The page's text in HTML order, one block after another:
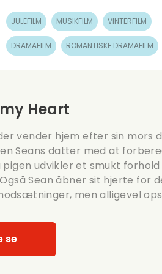
JULEFILM MUSIKFILM VINTERFILM
DRAMAFILM ROMANTISKE DRAMAFILM
Heart
vender hjem efter sin mors
Seans datter med at
pigen udvikler et smukt
Sean åbner sit hjerte for
men alligevel
se